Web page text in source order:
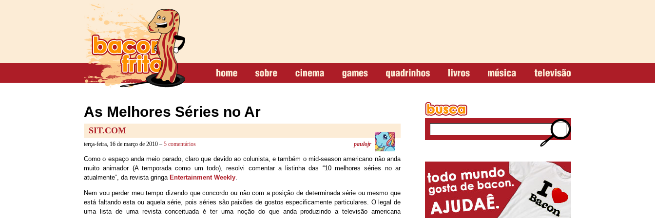
As Melhores Séries no Ar
SIT.COM
terça-feira, 16 de março de 2010 – 5 comentários paulojr
Como o espaço anda meio parado, claro que devido ao colunista, e também o mid-season americano não anda
muito animador (A temporada como um todo), resolvi comentar a listinha das “10 melhores séries no ar
atualmente”, da revista gringa Entertainment Weekly.
Nem vou perder meu tempo dizendo que concordo ou não com a posição de determinada série ou mesmo que
está faltando esta ou aquela série, pois séries são paixões de gostos especificamente particulares. O legal de
uma lista de uma revista conceituada é ter uma noção do que anda produzindo a televisão americana